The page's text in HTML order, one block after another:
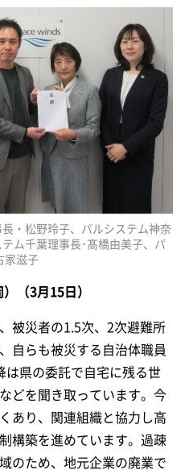
・松野玲子、パルシステム神奈
ム千葉理事長･髙橋由美子、パ
家滋子
（3月15日）
被災者の1.5次、2次避難所
自らも被災する自治体職員
は県の委託で自宅に残る世
どを聞き取っています。今
あり、関連組織と協力し高
構築を進めています。過疎
のため、地元企業の廃業で